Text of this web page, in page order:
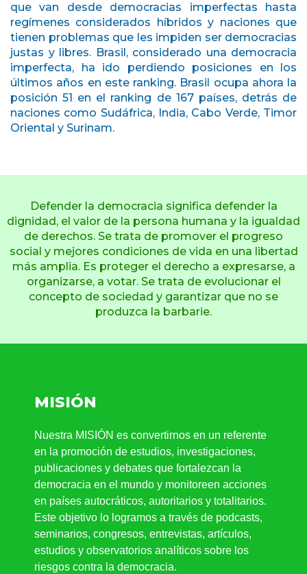
que van desde democracias imperfectas hasta
regímenes considerados híbridos y naciones que
tienen problemas que les impiden ser democracias
justas y libres. Brasil, considerado una democracia
imperfecta, ha ido perdiendo posiciones en los
últimos años en este ranking. Brasil ocupa ahora la
posición 51 en el ranking de 167 países, detrás de
naciones como Sudáfrica, India, Cabo Verde, Timor
Oriental y Surinam.
Defender la democracia significa defender la
dignidad, el valor de la persona humana y la igualdad
de derechos. Se trata de promover el progreso
social y mejores condiciones de vida en una libertad
más amplia. Es proteger el derecho a expresarse, a
organizarse, a votar. Se trata de evolucionar el
concepto de sociedad y garantizar que no se
produzca la barbarie.
MISIÓN
Nuestra MISIÓN es convertirnos en un referente
en la promoción de estudios, investigaciones,
publicaciones y debates que fortalezcan la
democracia en el mundo y monitoreen acciones
en países autocráticos, autoritarios y totalitarios.
Este objetivo lo logramos a través de podcasts,
seminarios, congresos, entrevistas, artículos,
estudios y observatorios analíticos sobre los
riesgos contra la democracia.